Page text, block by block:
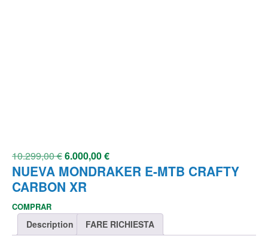
10.299,00€6.000,00€
NUEVA MONDRAKER E-MTB CRAFTY
CARBON XR
COMPRAR
Description FARE RICHIESTA